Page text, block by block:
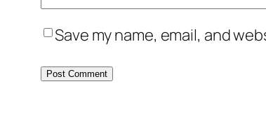
Save my name, email, and